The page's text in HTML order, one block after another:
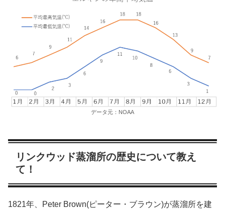
データ元：NOAA
リンクウッド蒸溜所の歴史について教え
て！
1821年、Peter Brown(ピーター・ブラウン)が蒸溜所を建